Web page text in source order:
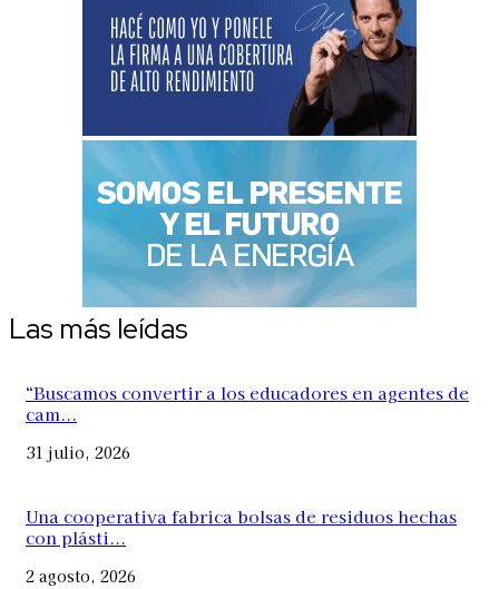
Las más leídas
“Buscamos convertir a los educadores en agentes de
cam...
31 julio, 2026
Una cooperativa fabrica bolsas de residuos hechas
con plásti...
2 agosto, 2026